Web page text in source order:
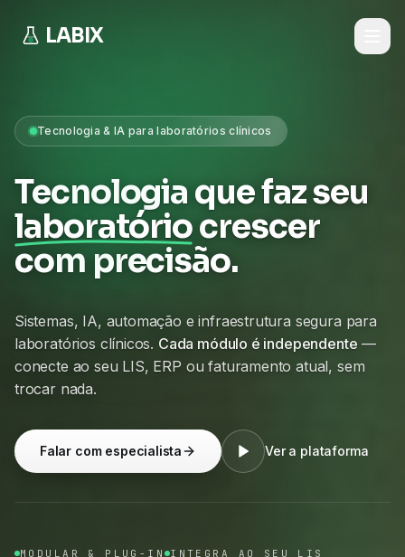
LABIX
Tecnologia & IA para laboratórios clínicos
Tecnologia que faz seu
laboratóriocrescer
com precisão.
Sistemas, IA, automação e infraestrutura segura para
laboratórios clínicos. Cada módulo é independente —
conecte ao seu LIS, ERP ou faturamento atual, sem
trocar nada.
Falar com especialista Ver a plataforma
MODULAR & PLUG-IN INTEGRA AO SEU LIS